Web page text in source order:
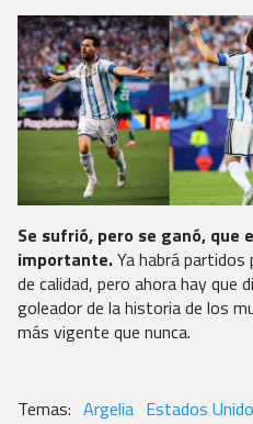
Se sufrió, pero se ganó, que
importante.Ya habrá
de calidad, pero ahora hay que
goleador de la historia de los
más vigente que nunca.
Argelia Estados